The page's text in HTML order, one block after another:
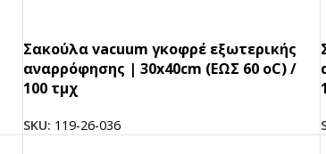
Σακούλα vacuum γκοφρέ εξωτερικής
αναρρόφησης | 30x40cm (ΕΩΣ 60 oC) /
100 τμχ
SKU: 119-26-036